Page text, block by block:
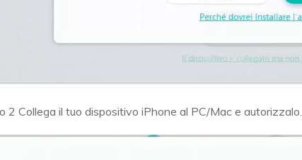
2 Collega il tuo dispositivo iPhone al PC/Mac e autorizzalo.